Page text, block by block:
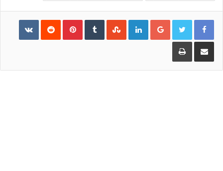
Google+
LinkedIn
Pinterest
مشاركة عبر البريد طباعة